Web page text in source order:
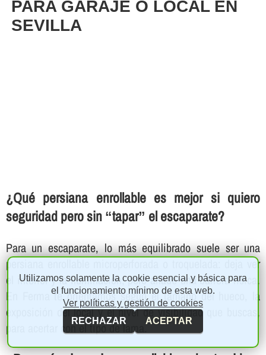
PARA GARAJE O LOCAL EN
SEVILLA
¿Qué persiana enrollable es mejor si quiero
seguridad pero sin “tapar” el escaparate?
Para un escaparate, lo más equilibrado suele ser una
persiana enrollable microperforada o troquelada: deja ver
el interior y la iluminación, pero añade una barrera física.
En Ferma te orientamos según el tamaño del hueco, la
exposición del local y el nivel de visibilidad que buscas,
para acertar con el tipo de lama.
Utilizamos solamente la cookie esencial y básica para
el funcionamiento mínimo de esta web.
Ver políticas y gestión de cookies
RECHAZAR
ACEPTAR